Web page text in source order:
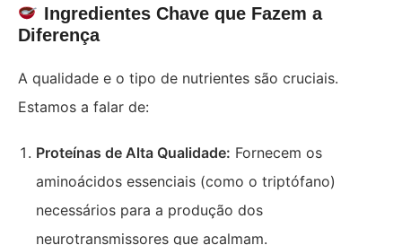
Ingredientes Chave que Fazem a
Diferença
A qualidade e o tipo de nutrientes são cruciais.
Estamos a falar de:
Proteínas de Alta Qualidade: Fornecem os
aminoácidos essenciais (como o triptófano)
necessários para a produção dos
neurotransmissores que acalmam.